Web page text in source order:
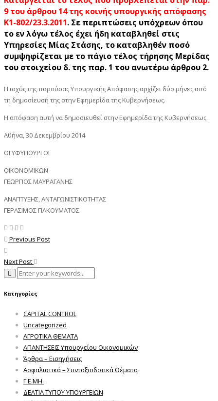
9 του άρθρου 14 της κοινής υπουργικής απόφασης
K1-802/23.3.2011. Σε περιπτώσεις υπόχρεων όπου
το εν λόγω τέλος έχει ήδη καταβληθεί στις
Υπηρεσίες Μίας Στάσης, το καταβληθέν ποσό
συμψηφίζεται με το πάγιο τέλος τήρησης Μερίδας
του στοιχείου δ. της παρ. 1 του ανωτέρω άρθρου 2.
Η ισχύς της παρούσας Υπουργικής Απόφασης αρχίζει δύο μήνες από
τη δημοσίευσή της στην Εφημερίδα της Κυβερνήσεως.
Η απόφαση αυτή να δημοσιευθεί στην Εφημερίδα της Κυβερνήσεως.
Αθήνα, 30 Δεκεμβρίου 2014
ΟΙ ΥΦΥΠΟΥΡΓΟΙ
ΟΙΚΟΝΟΜΙΚΩΝ
ΓΕΩΡΓΙΟΣ ΜΑΥΡΑΓΑΝΗΣ
ΑΝΑΠΤΥΞΗΣ, ΑΝΤΑΓΩΝΙΣΤΙΚΟΤΗΤΑΣ
ΓΕΡΑΣΙΜΟΣ ΓΙΑΚΟΥΜΑΤΟΣ
Previous Post
Next Post
Κατηγορίες
CAPITAL CONTROL
Uncategorized
ΑΓΡΟΤΙΚΑ ΘΕΜΑΤΑ
ΑΠΑΝΤΗΣΕΙΣ Υπουργείου Οικονομικών
Άρθρα – Εισηγήσεις
Ασφαλιστικά – Συνταξιοδοτικά Θέματα
Γ.Ε.ΜΗ.
ΔΕΛΤΙΑ ΤΥΠΟΥ ΥΠΟΥΡΓΕΙΩΝ